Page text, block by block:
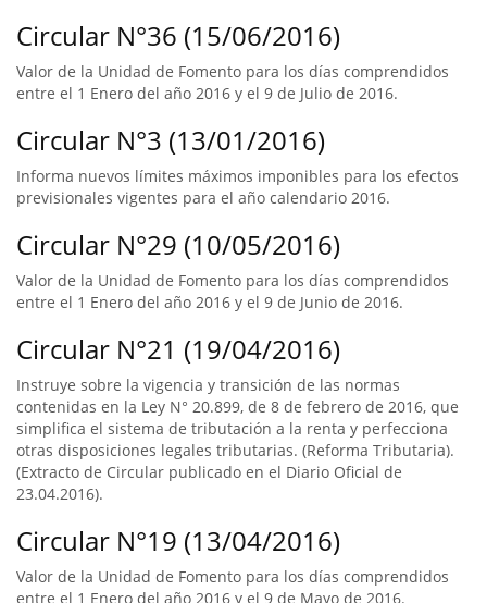
Circular N°36 (15/06/2016)
Valor de la Unidad de Fomento para los días comprendidos
entre el 1 Enero del año 2016 y el 9 de Julio de 2016.
Circular N°3 (13/01/2016)
Informa nuevos límites máximos imponibles para los efectos
previsionales vigentes para el año calendario 2016.
Circular N°29 (10/05/2016)
Valor de la Unidad de Fomento para los días comprendidos
entre el 1 Enero del año 2016 y el 9 de Junio de 2016.
Circular N°21 (19/04/2016)
Instruye sobre la vigencia y transición de las normas
contenidas en la Ley N° 20.899, de 8 de febrero de 2016, que
simplifica el sistema de tributación a la renta y perfecciona
otras disposiciones legales tributarias. (Reforma Tributaria).
(Extracto de Circular publicado en el Diario Oficial de
23.04.2016).
Circular N°19 (13/04/2016)
Valor de la Unidad de Fomento para los días comprendidos
entre el 1 Enero del año 2016 y el 9 de Mayo de 2016.